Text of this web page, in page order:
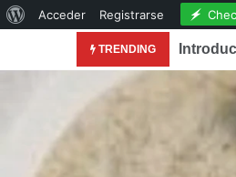
Acerca
WordPress
Acceder Registrarse
TRENDING
. Reconocimiento de la
– Esencial
–
Revista de Vida Natural